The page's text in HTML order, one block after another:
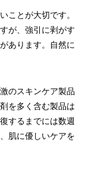
ことが大切です。
が、強引に剥がす
あります。自然に
のスキンケア製品
を多く含む製品は
するまでには数週
肌に優しいケアを